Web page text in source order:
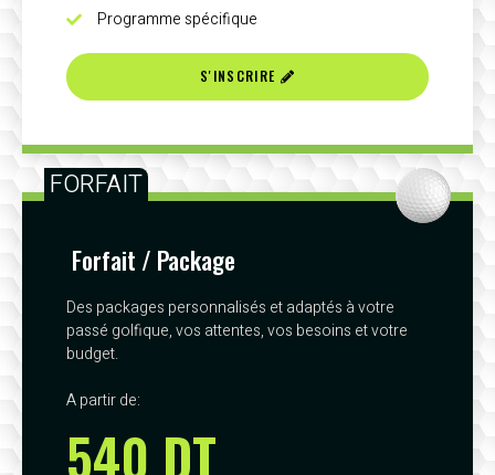
Programme spécifique
S'INSCRIRE
FORFAIT
Forfait / Package
Des packages personnalisés et adaptés à votre
passé golfique, vos attentes, vos besoins et votre
budget.
A partir de:
540 DT